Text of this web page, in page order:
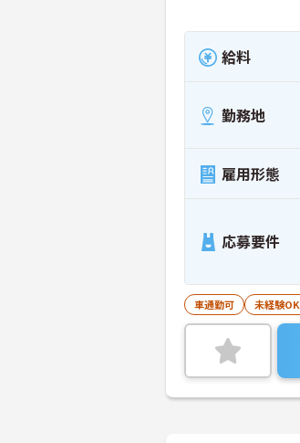
給料
勤務地
雇用形態
応募要件
車通勤可 未経験OK